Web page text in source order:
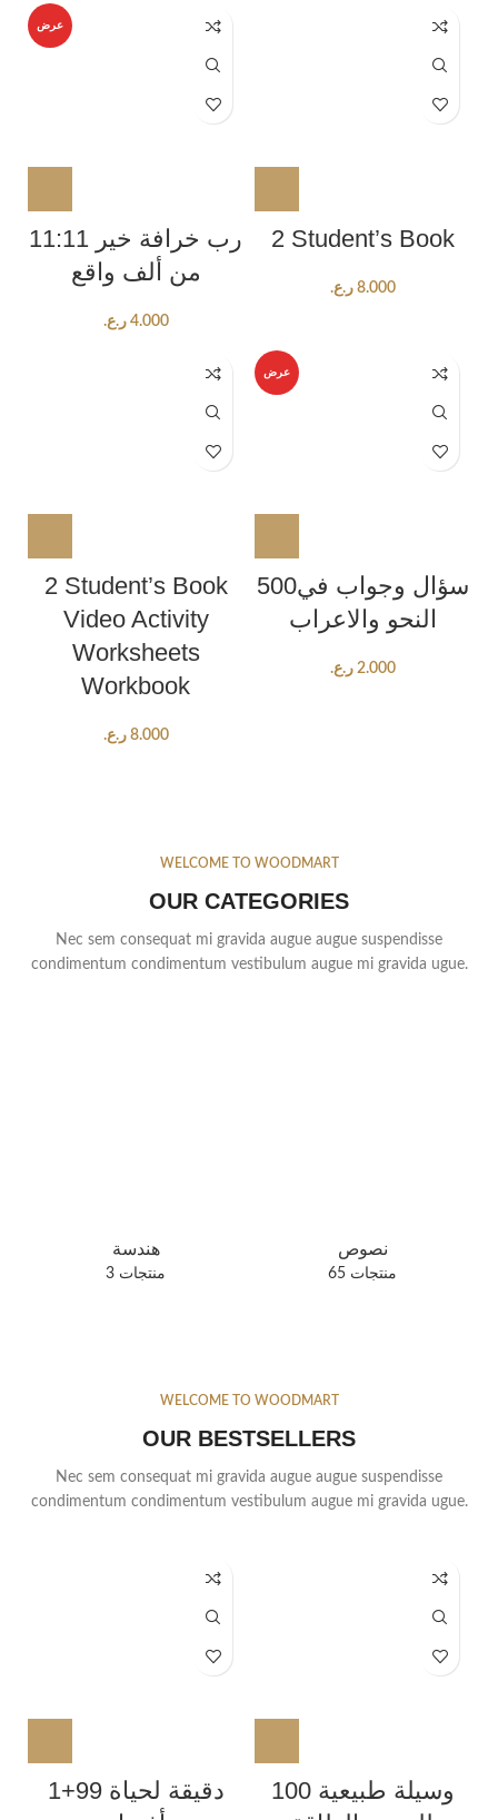
عرض
11:11 رب خرافة خير
من ألف واقع
4.000 ر.ع.
2 Student’s Book
8.000 ر.ع.
2 Student’s Book
Video Activity
Worksheets
Workbook
8.000 ر.ع.
عرض
500سؤال وجواب في
النحو والاعراب
2.000 ر.ع.
WELCOME TO WOODMART
OUR CATEGORIES
Nec sem consequat mi gravida augue augue suspendisse
condimentum condimentum vestibulum augue mi gravida ugue.
هندسة
3 منتجات
نصوص
65 منتجات
WELCOME TO WOODMART
OUR BESTSELLERS
Nec sem consequat mi gravida augue augue suspendisse
condimentum condimentum vestibulum augue mi gravida ugue.
1+99 دقيقة لحياة
100 وسيلة طبيعية